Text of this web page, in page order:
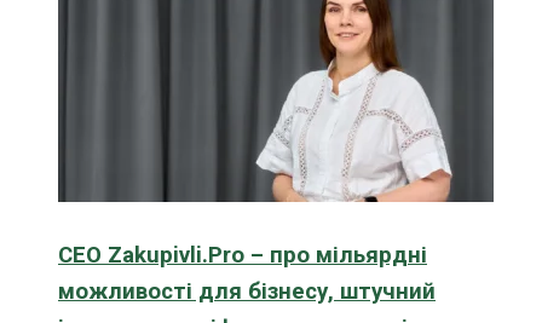
CEO Zakupivli.Pro – про мільярдні
можливості для бізнесу, штучний